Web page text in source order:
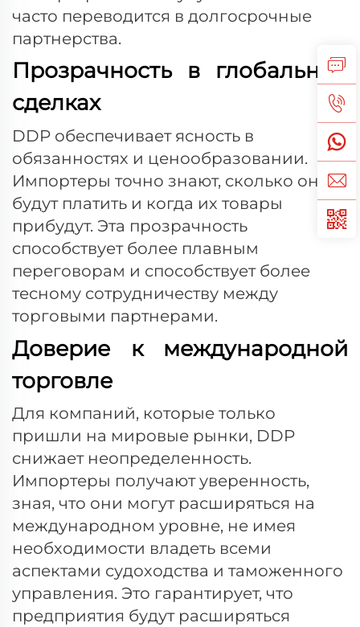
часто переводится в долгосрочные
партнерства.
Прозрачность в глобальных
сделках
DDP обеспечивает ясность в
обязанностях и ценообразовании.
Импортеры точно знают, сколько они
будут платить и когда их товары
прибудут. Эта прозрачность
способствует более плавным
переговорам и способствует более
тесному сотрудничеству между
торговыми партнерами.
Доверие к международной
торговле
Для компаний, которые только
пришли на мировые рынки, DDP
снижает неопределенность.
Импортеры получают уверенность,
зная, что они могут расширяться на
международном уровне, не имея
необходимости владеть всеми
аспектами судоходства и таможенного
управления. Это гарантирует, что
предприятия будут расширяться